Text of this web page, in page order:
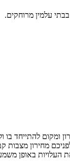
עלמין מרוחקים.
ומקום להתייחד
מחירון מצבות
העלויות באופן